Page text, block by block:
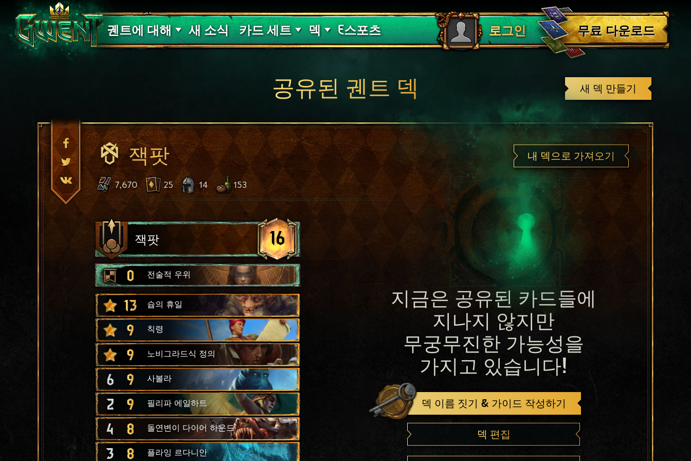
궨트에 대해
고객 지원
새 소식 카드 세트
핏빛 저주
덱
덱 가이드
E스포츠 로그인
로그아웃
무료 다운로드
새 덱 만들기
공유된 궨트 덱
잭팟 내 덱으로 가져오기
7,670 25 14 153
잭팟 16
0 전술적 우위
13 슙의 휴일
9 칙령
9 노비그라드식 정의
6 9 사볼라
2 9 필리파 에일하트
4 8 돌연변이 다이어 하운드
3 8 플라잉 르다니안
지금은 공유된 카드들에
지나지 않지만
무궁무진한 가능성을
가지고 있습니다!
덱 이름 짓기 & 가이드 작성하기
덱 편집